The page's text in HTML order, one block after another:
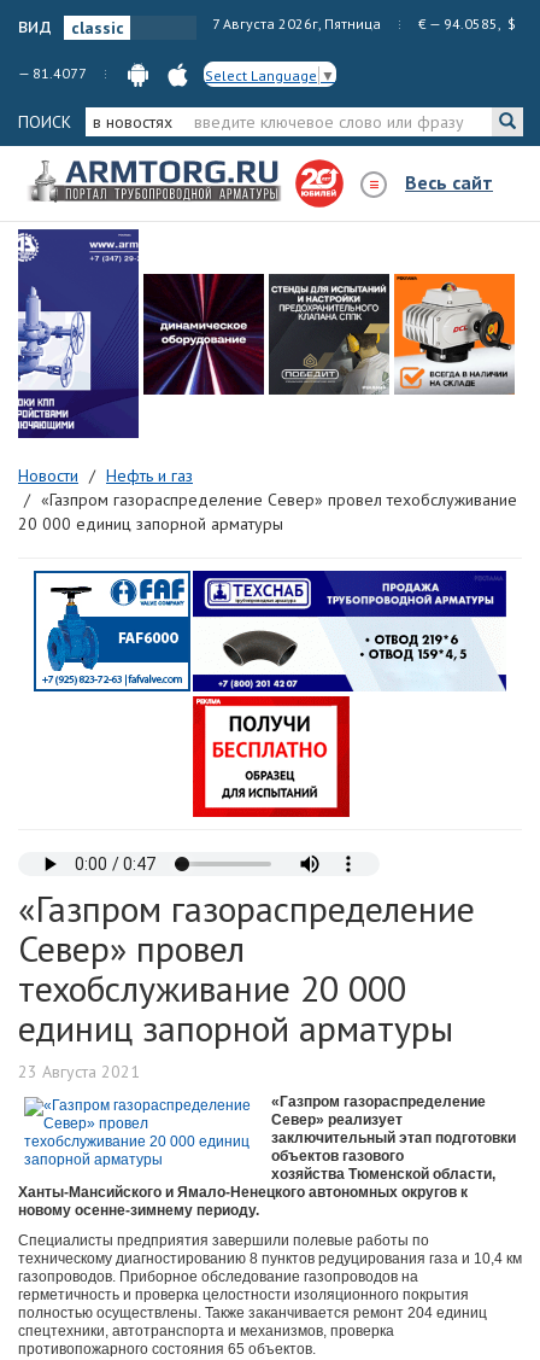
вид 7 Августа 2026г, Пятница € — 94.0585, $
— 81.4077 Select Language ▼
ПОИСК в новостях
Весь сайт
Новости
Нефть и газ
«Газпром газораспределение Север» провел техобслуживание
20 000 единиц запорной арматуры
«Газпром газораспределение
Север» провел
техобслуживание 20 000
единиц запорной арматуры
23 Августа 2021
«Газпром газораспределение
Север» реализует
заключительный этап подготовки
объектов газового
хозяйства Тюменской области,
Ханты-Мансийского и Ямало-Ненецкого автономных округов к
новому осенне-зимнему периоду.
Специалисты предприятия завершили полевые работы по
техническому диагностированию 8 пунктов редуцирования газа и 10,4 км
газопроводов. Приборное обследование газопроводов на
герметичность и проверка целостности изоляционного покрытия
полностью осуществлены. Также заканчивается ремонт 204 единиц
спецтехники, автотранспорта и механизмов, проверка
противопожарного состояния 65 объектов.